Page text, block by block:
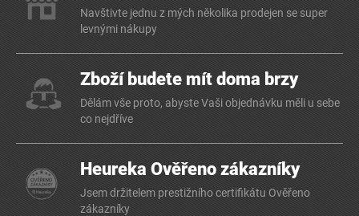
Navštivte jednu z mých několika prodejen se super
levnými nákupy
Zboží budete mít doma brzy
Dělám vše proto, abyste Vaši objednávku měli u sebe
co nejdříve
Heureka Ověřeno zákazníky
Jsem držitelem prestižního certifikátu Ověřeno
zákazníky